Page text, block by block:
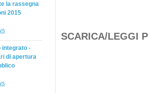
la rassegna
2015
integrato -
di apertura
SCARICA/LEGGI